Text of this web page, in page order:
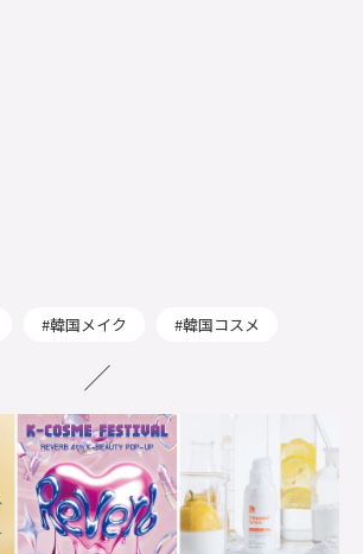
韓国メイク 韓国コスメ